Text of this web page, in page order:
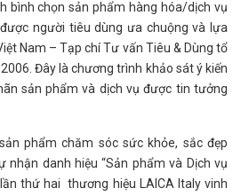
bình chọn sản phẩm hàng hóa/dịch vụ
người tiêu dùng ưa chuộng và lựa
Nam – Tạp chí Tư vấn Tiêu & Dùng tổ
Đây là chương trình khảo sát ý kiến
sản phẩm và dịch vụ được tin tưởng
phẩm chăm sóc sức khỏe, sắc đẹp
nhận danh hiệu “Sản phẩm và Dịch vụ
thứ hai thương hiệu LAICA Italy vinh